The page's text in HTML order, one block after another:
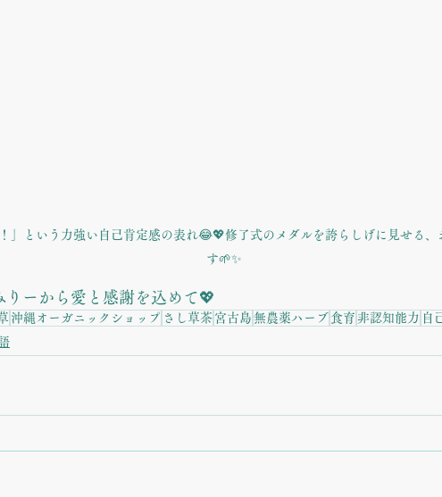
」という力強い自己肯定感の表れ😂💖修了式のメダルを誇らしげに見せる
す🌱✨
りーから愛と感謝を込めて💖
沖縄オーガニックショップ さし草茶 宮古島 無農薬ハーブ 食育 非認知能力 自